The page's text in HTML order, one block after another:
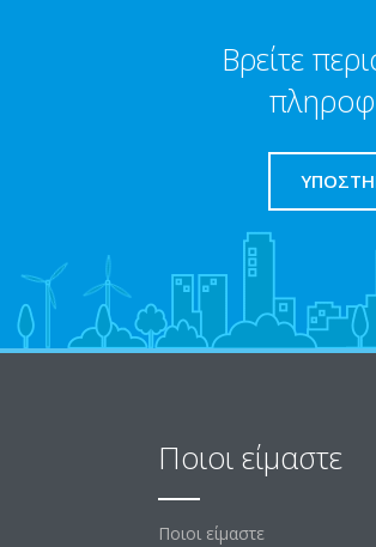
Βρείτε
Ποιοι είμαστε
Ποιοι είμαστε